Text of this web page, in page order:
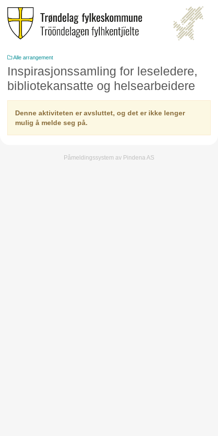
Alle arrangement
Inspirasjonssamling for leseledere,
bibliotekansatte og helsearbeidere
Denne aktiviteten er avsluttet, og det er ikke lenger
mulig å melde seg på.
Påmeldingssystem av Pindena AS